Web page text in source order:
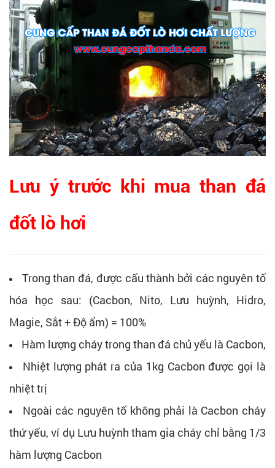
Lưu ý trước khi mua than đá
đốt lò hơi
Trong than đá, được cấu thành bởi các nguyên tố
hóa học sau: (Cacbon, Nito, Lưu huỳnh, Hidro,
Magie, Sắt + Độ ẩm) = 100%
Hàm lượng cháy trong than đá chủ yếu là Cacbon,
Nhiệt lượng phát ra của 1kg Cacbon được gọi là
nhiệt trị
Ngoài các nguyên tố không phải là Cacbon cháy
thứ yếu, ví dụ Lưu huỳnh tham gia cháy chỉ bằng 1/3
hàm lượng Cacbon